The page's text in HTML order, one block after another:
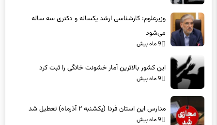
وزیرعلوم: کارشناسی ارشد یکساله و دکتری سه ساله
می‌شود
این کشور بالاترین آمار خشونت خانگی را ثبت کرد